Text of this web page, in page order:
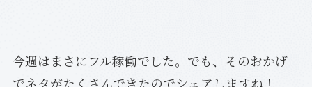
今週はまさにフル稼働でした。でも、そのおかげ
でネタがたくさんできたのでシェアしますね！